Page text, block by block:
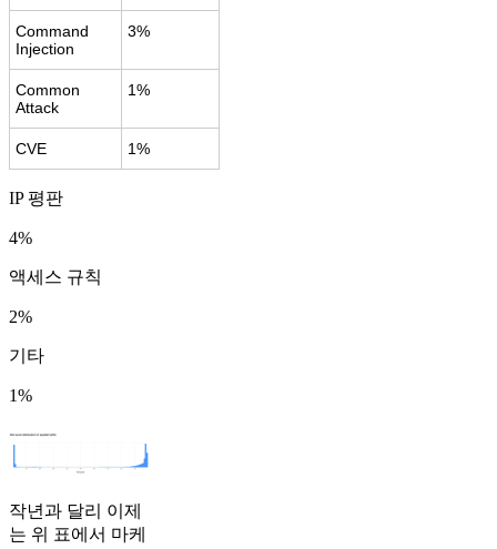
Command
Injection
3%
Common
Attack
1%
CVE 1%
IP 평판
4%
액세스 규칙
2%
기타
1%
작년과 달리 이제
는 위 표에서 마케